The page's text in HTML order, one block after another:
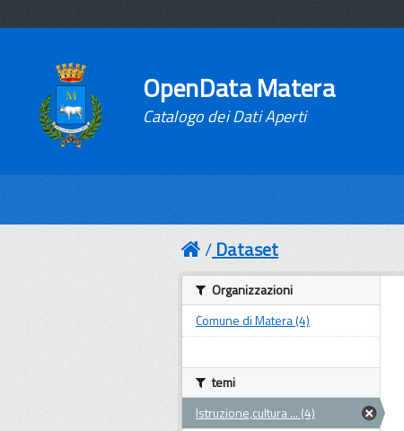
OpenData Matera
Catalogo dei Dati Aperti
Dataset
Organizzazioni
Comune di Matera (4)
temi
Istruzione,cultura ... (4)